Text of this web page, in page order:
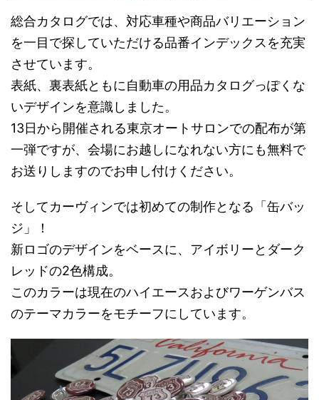
総合カタログでは、対応車種や商品バリエーション
を一目で探していただける品番インデックスを充実
させています。
表紙、裏表紙ともに自動車の用品カタログっぽくな
いデザインを意識しました。
13日から開催される東京オートサロンでの配布が第
一弾ですが、会場にお越しになれない方にも無料で
お送りしますのでお申し付けください。
そしてカーヴィンでは初めての制作となる「缶バッ
ジ」！
新ロゴのデザインをベースに、アイボリーとダーク
レッドの2色構成。
このカラーは現在のハイエースおよびワーゲンバス
のテーマカラーをモチーフにしています。